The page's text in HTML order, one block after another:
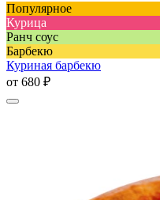
Популярное
Курица
Ранч соус
Барбекю
Куриная барбекю
от 680 ₽